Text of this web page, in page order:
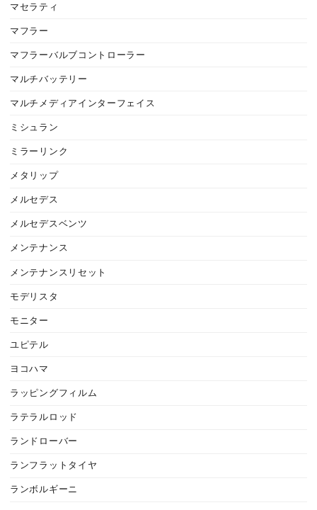
マセラティ
マフラー
マフラーバルブコントローラー
マルチバッテリー
マルチメディアインターフェイス
ミシュラン
ミラーリンク
メタリップ
メルセデス
メルセデスベンツ
メンテナンス
メンテナンスリセット
モデリスタ
モニター
ユピテル
ヨコハマ
ラッピングフィルム
ラテラルロッド
ランドローバー
ランフラットタイヤ
ランボルギーニ